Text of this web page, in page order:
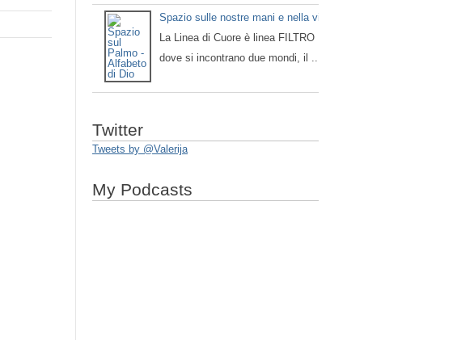
Spazio sulle nostre mani e nella vita
La Linea di Cuore è linea FILTRO
dove si incontrano due mondi, il ...
Twitter
Tweets by @Valerija
My Podcasts